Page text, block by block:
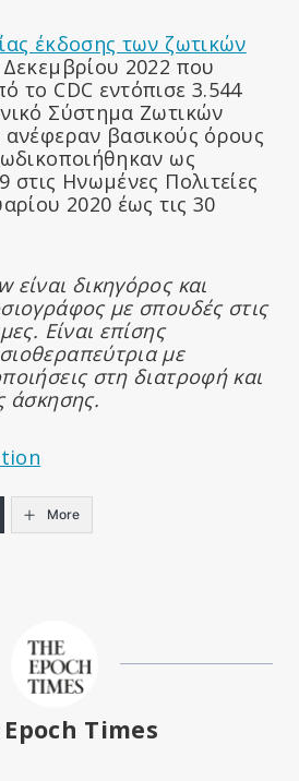
έκδοσης των ζωτικών
2022 που
το CDC εντόπισε 3.544
Σύστημα Ζωτικών
ανέφεραν βασικούς όρους
ως
στις Ηνωμένες Πολιτείες
2020 έως τις 30
είναι δικηγόρος και
με σπουδές στις
Είναι επίσης
με
στη διατροφή και
άσκησης.
More
Times